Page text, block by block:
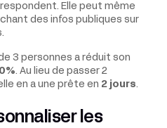
Elle peut même
des infos publiques sur
3 personnes a réduit son
. Au lieu de passer 2
en a une prête en 2 jours.
les